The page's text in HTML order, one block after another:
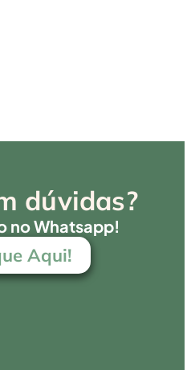
dúvidas?
no Whatsapp!
Aqui!